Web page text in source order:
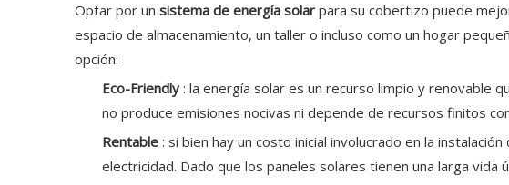
Optar por un sistema de energía solar para su cobertizo puede
espacio de almacenamiento, un taller o incluso como un hogar
opción:
Eco-Friendly : la energía solar es un recurso limpio y renovable
no produce emisiones nocivas ni depende de recursos finitos
Rentable : si bien hay un costo inicial involucrado en la instalación
electricidad. Dado que los paneles solares tienen una larga